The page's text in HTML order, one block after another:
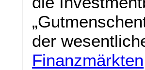
der
Finanzmärkten